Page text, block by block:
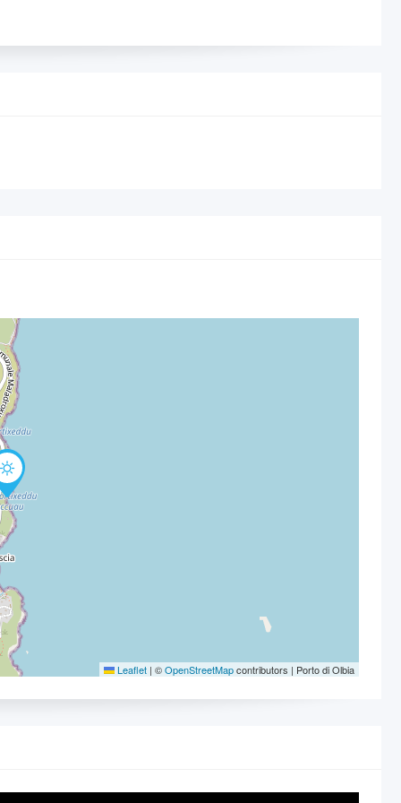
Leaflet | ©OpenStreetMapcontributors | Porto di Olbia